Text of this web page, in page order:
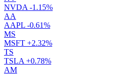
NVDA -1.15%
AA
AAPL -0.61%
MS
MSFT +2.32%
TS
TSLA +0.78%
AM